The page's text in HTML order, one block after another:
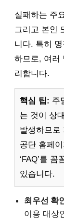
실패하는 주
그리고 본인
니다. 특히
하므로, 여러
리합니다.
핵심 팁: 주
는 것이 상
발생하므로
공단 홈페
‘FAQ’를
있습니다.
최우선 확
이용 대상